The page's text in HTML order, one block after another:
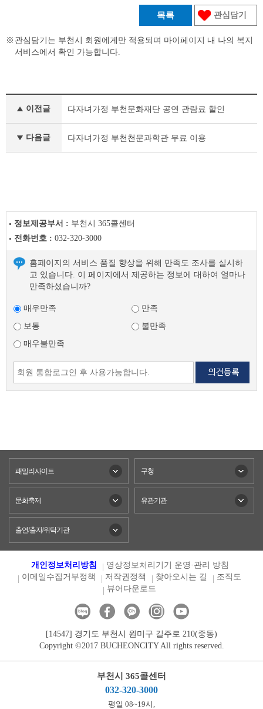
목록 관심담기
관심담기는 부천시 회원에게만 적용되며 마이페이지 내 나의 복지
서비스에서 확인 가능합니다.
형
이전글 다자녀가정 부천문화재단 공연 관람료 할인
다음글 다자녀가정 부천천문과학관 무료 이용
정보제공부서 : 부천시 365콜센터
전화번호 : 032-320-3000
홈페이지의 서비스 품질 향상을 위해 만족도 조사를 실시하
고 있습니다. 이 페이지에서 제공하는 정보에 대하여 얼마나
만족하셨습니까?
매우만족
만족
보통
불만족
매우불만족
패밀리사이트 구청
문화축제 유관기관
출연/출자/위탁기관
개인정보처리방침
영상정보처리기기 운영·관리 방침
이메일수집거부정책
저작권정책 찾아오시는 길
조직도
뷰어다운로드
[14547] 경기도 부천시 원미구 길주로 210(중동)
Copyright ©2017 BUCHEONCITY All rights reserved.
부천시 365콜센터
032-320-3000
평일 08~19시,